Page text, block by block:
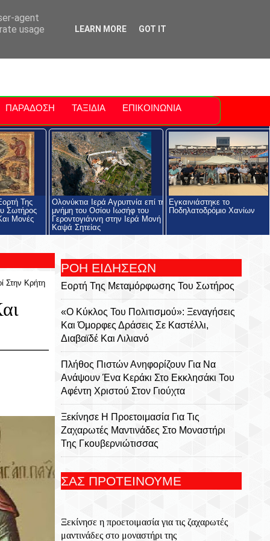
Polis
ΠΑΡΑΔΟΣΗ ΤΑΞΙΔΙΑ ΕΠΙΚΟΙΝΩΝΙΑ
Της
Σωτήρος
Μονές
Ολονύκτια Ιερά Αγρυπνία επί τη
μνήμη του Οσίου Ιωσήφ του
Γεροντογιάννη στην Ιερά Μονή
Καψά Σητείας
Εγκαινιάστηκε το
Ποδηλατοδρόμιο Χανίων
Στην Κρήτη
ΡΟΗ ΕΙΔΗΣΕΩΝ
Eορτή Της Μεταμόρφωσης Του Σωτήρος
«Ο Κύκλος Του Πολιτισμού»: Ξεναγήσεις
Και Όμορφες Δράσεις Σε Καστέλλι,
Διαβαϊδέ Και Λιλιανό
Πλήθος Πιστών Ανηφορίζουν Για Να
Ανάψουν Ένα Κεράκι Στο Εκκλησάκι Του
Αφέντη Χριστού Στον Γιούχτα
Ξεκίνησε Η Προετοιμασία Για Τις
Ζαχαρωτές Μαντινάδες Στο Μοναστήρι
Της Γκουβερνιώτισσας
Μεταμόρφωσης Του Σωτήρος Με Ιερούς
Ολονύκτια Ιερά Αγρυπνία Επί Τη Μνήμη
Του Οσίου Ιωσήφ Του Γεροντογιάννη Στην
ΣΑΣ ΠΡΟΤΕΙΝΟΥΜΕ
Ξεκίνησε η προετοιμασία για τις ζαχαρωτές
μαντινάδες στο μοναστήρι της
agent
usage
LEARN MORE GOT IT